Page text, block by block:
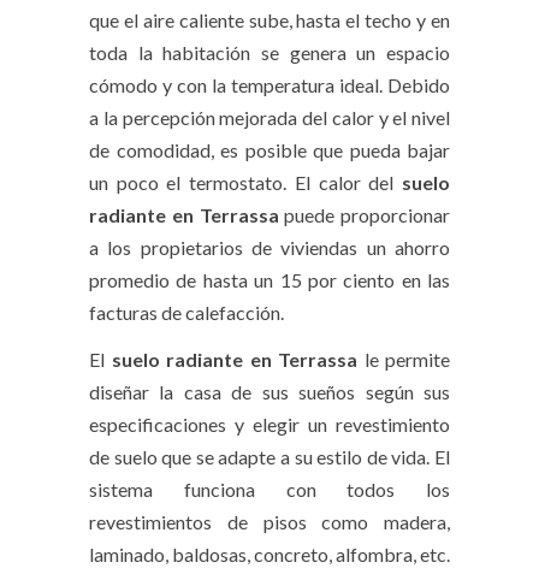
que el aire caliente sube, hasta el techo y en
toda la habitación se genera un espacio
cómodo y con la temperatura ideal. Debido
a la percepción mejorada del calor y el nivel
de comodidad, es posible que pueda bajar
un poco el termostato. El calor del suelo
radiante en Terrassa puede proporcionar
a los propietarios de viviendas un ahorro
promedio de hasta un 15 por ciento en las
facturas de calefacción.
El suelo radiante en Terrassa le permite
diseñar la casa de sus sueños según sus
especificaciones y elegir un revestimiento
de suelo que se adapte a su estilo de vida. El
sistema funciona con todos los
revestimientos de pisos como madera,
laminado, baldosas, concreto, alfombra, etc.